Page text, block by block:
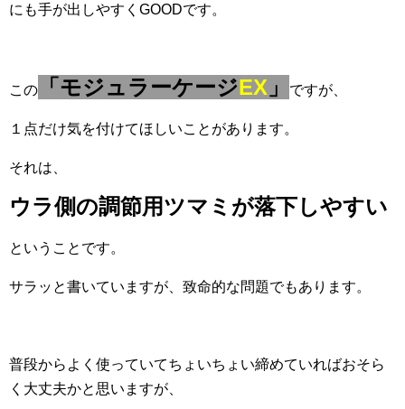
にも手が出しやすくGOODです。
この 「モジュラーケージEX 」 ですが、
１点だけ気を付けてほしいことがあります。
それは、
ウラ側の調節用ツマミが落下しやすい
ということです。
サラッと書いていますが、致命的な問題でもあります。
普段からよく使っていてちょいちょい締めていればおそら
く大丈夫かと思いますが、